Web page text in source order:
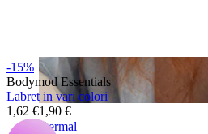
Dermal
-15%
Bodymod Essentials
Labret in vari colori
1,62 €1,90 €